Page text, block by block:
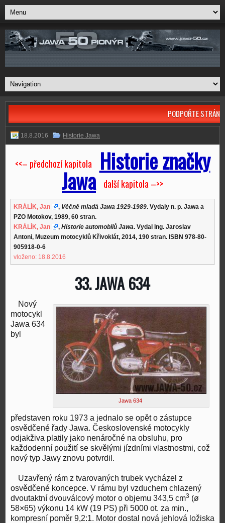
PODPOŘTE
18.8.2016 Historie Jawa
<<– předchozí kapitola Historie značky
Jawa další kapitola –>>
KRÁLÍK, Jan , Věčně mladá Jawa 1929-1989. Vydaly n. p. Jawa a
PZO Motokov, 1989, 60 stran.
KRÁLÍK, Jan
, Historie automobilů Jawa. Vydal Ing. Jaroslav
Antoni, Muzeum motocyklů Křivoklát, 2014, 190 stran. ISBN 978-80-
905918-0-6
vloženo: 18.8.2016
33. JAWA 634
Jawa 634
Nový
motocykl
Jawa 634
byl
představen roku 1973 a jednalo se opět o zástupce
osvědčené řady Jawa. Československé motocykly
odjakživa platily jako nenáročné na obsluhu, pro
každodenní použití se skvělými jízdními vlastnostmi, což
nový typ Jawy znovu potvrdil.
Uzavřený rám z tvarovaných trubek vycházel z
osvědčené koncepce. V rámu byl vzduchem chlazený
dvoutaktní dvouválcový motor o objemu 343,5 cm3 (ø
58×65) výkonu 14 kW (19 PS) při 5000 ot. za min.,
kompresní poměr 9,2:1. Motor dostal nová jehlová ložiska